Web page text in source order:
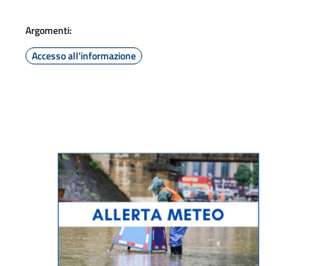
Argomenti:
Accesso all'informazione